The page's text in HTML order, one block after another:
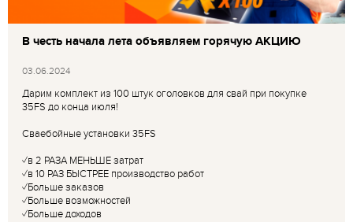
В честь начала лета объявляем горячую АКЦИЮ
03.06.2024
Дарим комплект из 100 штук оголовков для свай при покупке
35FS до конца июля!
Сваебойные установки 35FS
✓в 2 РАЗА МЕНЬШЕ затрат
✓в 10 РАЗ БЫСТРЕЕ производство работ
✓Больше заказов
✓Больше возможностей
✓Больше доходов